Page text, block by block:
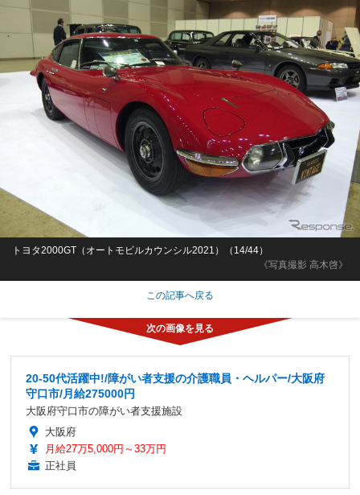
《写真撮影 高木啓》
トヨタ2000GT（オートモビルカウンシル2021）（14/44）
この記事へ戻る
20-50代活躍中!/障がい者支援の介護職員・ヘルパー/大阪府
守口市/月給275000円
大阪府守口市の障がい者支援施設
大阪府
月給27万5,000円～33万円
正社員